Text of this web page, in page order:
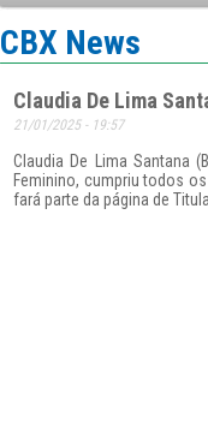
Fale Conosco
CBX News
Claudia De Lima
21/01/2025 - 19:57
Claudia De Lima Santana
Feminino, cumpriu todos
fará parte da página de